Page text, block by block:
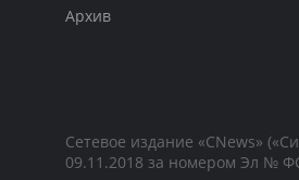
Архив
Сетевое издание «CNews»
09.11.2018 за номером Эл №